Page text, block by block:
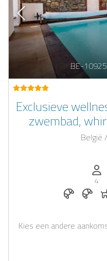
BE-
Exclusieve
zwembad,
België
4
Ontbijt
Kies een andere